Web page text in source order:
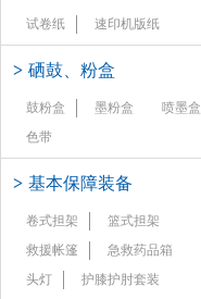
试卷纸 速印机版纸
> 硒鼓、粉盒
鼓粉盒 墨粉盒
喷墨盒
色带
> 基本保障装备
卷式担架
篮式担架
救援帐篷
急救药品箱
头灯
护膝护肘套装